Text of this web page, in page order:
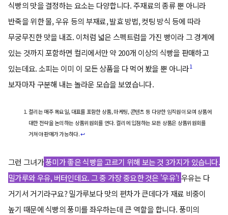
식빵의 맛을 결정하는 요소는 다양합니다. 주재료의 종류 뿐 아니라
반죽을 위한 물, 우유 등의 부재료, 발효 방법, 컷팅 방식 등에 따라
무궁무진한 맛을 내죠. 이처럼 넓은 스펙트럼을 가진 빵이라 그 경계에
있는 것까지 포함하면 컬리에서만 약 200개 이상의 식빵을 판매하고
있는데요. 소피는 이미 이 모든 상품을 다 먹어 봤을 뿐 아니라1
보자마자 구분해 내는 놀라운 모습을 보였습니다.
컬리는 매주 목요일, 대표를 포함한 상품, 마케팅, 콘텐츠 등 다양한 임직원이 모여 상품에
대한 전략을 논의하는 상품위원회를 연다. 컬리에 입점하는 모든 상품은 상품위원회를
거쳐야 판매가 가능하다.↩︎
그런 그녀가풍미가 좋은 식빵을 고르기 위해 보는 것 3가지가 있습니다.
밀가루와 우유, 버터인데요. 그 중 가장 중요한 것은 '우유'!우유는 다
거기서 거기라구요? 밀가루보다 맛의 편차가 큰데다가 재료 비중이
높기 때문에 식빵의 풍미를 좌우하는데 큰 역할을 합니다. 풍미의